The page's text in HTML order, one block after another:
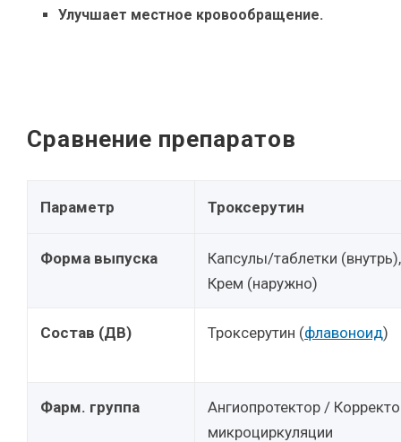
Улучшает местное кровообращение.
Сравнение препаратов
Параметр Троксерутин
Форма выпуска
Капсулы/таблетки
Крем (наружно)
Состав (ДВ) Троксерутин (флавоноид)
Фарм. группа
Ангиопротектор /
микроциркуляции